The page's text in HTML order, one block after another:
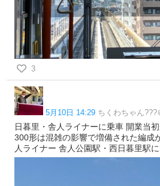
3
5月10日 14:29 ちくわちゃん???
日暮里・舎人ライナーに乗車 開業当
300形は混雑の影響で増備された編
人ライナー 舎人公園駅・西日暮里駅